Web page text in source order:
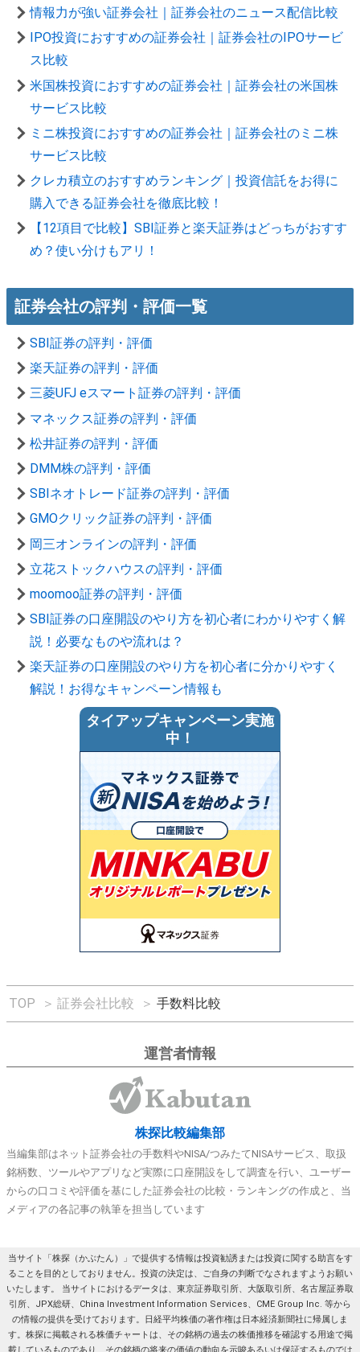
情報力が強い証券会社｜証券会社のニュース配信比較
IPO投資におすすめの証券会社｜証券会社のIPOサービ
ス比較
米国株投資におすすめの証券会社｜証券会社の米国株
サービス比較
ミニ株投資におすすめの証券会社｜証券会社のミニ株
サービス比較
クレカ積立のおすすめランキング｜投資信託をお得に
購入できる証券会社を徹底比較！
【12項目で比較】SBI証券と楽天証券はどっちがおすす
め？使い分けもアリ！
証券会社の評判・評価一覧
SBI証券の評判・評価
楽天証券の評判・評価
三菱UFJ eスマート証券の評判・評価
マネックス証券の評判・評価
松井証券の評判・評価
DMM株の評判・評価
SBIネオトレード証券の評判・評価
GMOクリック証券の評判・評価
岡三オンラインの評判・評価
立花ストックハウスの評判・評価
moomoo証券の評判・評価
SBI証券の口座開設のやり方を初心者にわかりやすく解
説！必要なものや流れは？
楽天証券の口座開設のやり方を初心者に分かりやすく
解説！お得なキャンペーン情報も
タイアップキャンペーン実施
中！
TOP ＞ 証券会社比較 ＞ 手数料比較
運営者情報
株探比較編集部
当編集部はネット証券会社の手数料やNISA/つみたてNISAサービス、取扱
銘柄数、ツールやアプリなど実際に口座開設をして調査を行い、ユーザー
からの口コミや評価を基にした証券会社の比較・ランキングの作成と、当
メディアの各記事の執筆を担当しています
当サイト「株探（かぶたん）」で提供する情報は投資勧誘または投資に関する助言をす
ることを目的としておりません。投資の決定は、ご自身の判断でなされますようお願い
いたします。 当サイトにおけるデータは、東京証券取引所、大阪取引所、名古屋証券取
引所、JPX総研、China Investment Information Services、CME Group Inc. 等から
の情報の提供を受けております。日経平均株価の著作権は日本経済新聞社に帰属しま
す。株探に掲載される株価チャートは、その銘柄の過去の株価推移を確認する用途で掲